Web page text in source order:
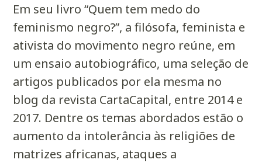
Em seu livro “Quem tem medo do
feminismo negro?”, a filósofa, feminista e
ativista do movimento negro reúne, em
um ensaio autobiográfico, uma seleção de
artigos publicados por ela mesma no
blog da revista CartaCapital, entre 2014 e
2017. Dentre os temas abordados estão o
aumento da intolerância às religiões de
matrizes africanas, ataques a